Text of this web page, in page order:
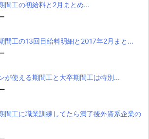
間工の初給料と2月まとめ...
間工の13回目給料明細と2017年2月まと...
が使える期間工と大卒期間工は特別...
間工に職業訓練してたら満了後外資系企業の